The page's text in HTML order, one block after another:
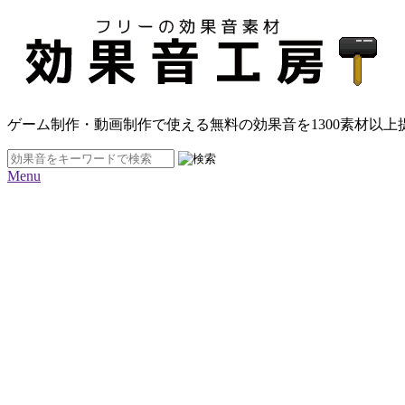
ゲーム制作・動画制作で使える無料の効果音を1300素材以上
Menu